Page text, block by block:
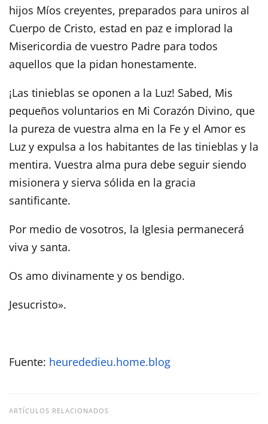
hijos Míos creyentes, preparados para uniros al
Cuerpo de Cristo, estad en paz e implorad la
Misericordia de vuestro Padre para todos
aquellos que la pidan honestamente.
¡Las tinieblas se oponen a la Luz! Sabed, Mis
pequeños voluntarios en Mi Corazón Divino, que
la pureza de vuestra alma en la Fe y el Amor es
Luz y expulsa a los habitantes de las tinieblas y la
mentira. Vuestra alma pura debe seguir siendo
misionera y sierva sólida en la gracia
santificante.
Por medio de vosotros, la Iglesia permanecerá
viva y santa.
Os amo divinamente y os bendigo.
Jesucristo».
Fuente: heurededieu.home.blog
ARTÍCULOS RELACIONADOS